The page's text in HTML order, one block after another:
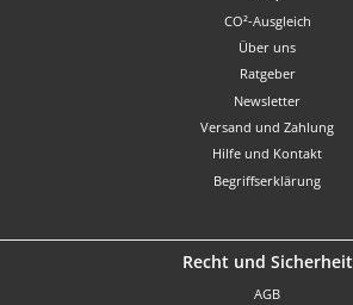
CO²-Ausgleich
Über uns
Ratgeber
Newsletter
Versand und Zahlung
Hilfe und Kontakt
Begriffserklärung
Recht und Sicherheit
AGB